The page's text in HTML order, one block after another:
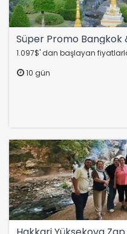
Süper Promo
1.097$' dan başlayan
10 gün